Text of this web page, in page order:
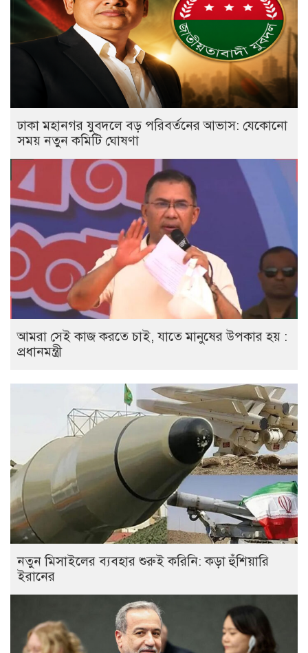
ঢাকা মহানগর যুবদলে বড় পরিবর্তনের আভাস: যেকোনো
সময় নতুন কমিটি ঘোষণা
আমরা সেই কাজ করতে চাই, যাতে মানুষের উপকার হয় :
প্রধানমন্ত্রী
নতুন মিসাইলের ব্যবহার শুরুই করিনি: কড়া হুঁশিয়ারি
ইরানের